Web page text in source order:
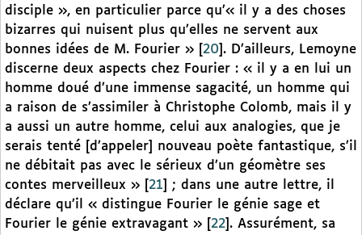
disciple », en particulier parce qu’« il y a des choses
bizarres qui nuisent plus qu’elles ne servent aux
bonnes idées de M. Fourier »
20 . D’ailleurs, Lemoyne
discerne deux aspects chez Fourier : « il y a en lui un
homme doué d’une immense sagacité, un homme qui
a raison de s’assimiler à Christophe Colomb, mais il y
a aussi un autre homme, celui aux analogies, que je
serais tenté [d’appeler] nouveau poète fantastique, s’il
ne débitait pas avec le sérieux d’un géomètre ses
contes merveilleux »
21
; dans une autre lettre, il
déclare qu’il « distingue Fourier le génie sage et
Fourier le génie extravagant »
22 . Assurément, sa